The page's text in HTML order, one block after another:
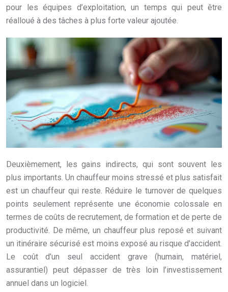
pour les équipes d’exploitation, un temps qui peut être
réalloué à des tâches à plus forte valeur ajoutée.
Deuxièmement, les gains indirects, qui sont souvent les
plus importants. Un chauffeur moins stressé et plus satisfait
est un chauffeur qui reste. Réduire le turnover de quelques
points seulement représente une économie colossale en
termes de coûts de recrutement, de formation et de perte de
productivité. De même, un chauffeur plus reposé et suivant
un itinéraire sécurisé est moins exposé au risque d’accident.
Le coût d’un seul accident grave (humain, matériel,
assurantiel) peut dépasser de très loin l’investissement
annuel dans un logiciel.